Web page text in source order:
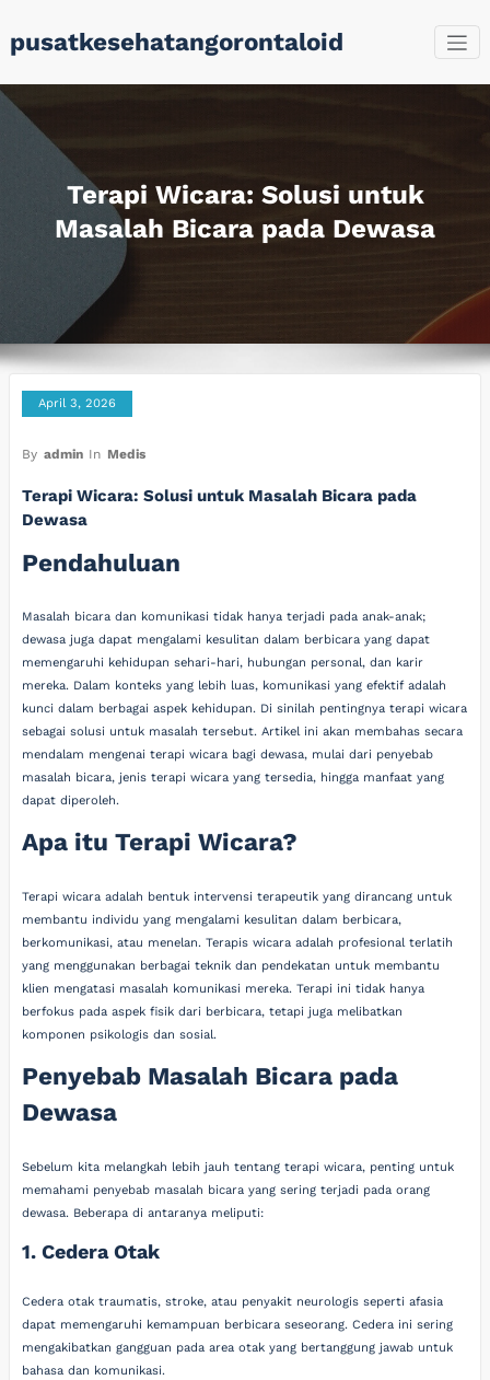
to
content
pusatkesehatangorontaloid
Terapi Wicara: Solusi untuk
Masalah Bicara pada Dewasa
April 3, 2026
By admin In Medis
Terapi Wicara: Solusi untuk Masalah Bicara pada
Dewasa
Pendahuluan
Masalah bicara dan komunikasi tidak hanya terjadi pada anak-anak;
dewasa juga dapat mengalami kesulitan dalam berbicara yang dapat
memengaruhi kehidupan sehari-hari, hubungan personal, dan karir
mereka. Dalam konteks yang lebih luas, komunikasi yang efektif adalah
kunci dalam berbagai aspek kehidupan. Di sinilah pentingnya terapi wicara
sebagai solusi untuk masalah tersebut. Artikel ini akan membahas secara
mendalam mengenai terapi wicara bagi dewasa, mulai dari penyebab
masalah bicara, jenis terapi wicara yang tersedia, hingga manfaat yang
dapat diperoleh.
Apa itu Terapi Wicara?
Terapi wicara adalah bentuk intervensi terapeutik yang dirancang untuk
membantu individu yang mengalami kesulitan dalam berbicara,
berkomunikasi, atau menelan. Terapis wicara adalah profesional terlatih
yang menggunakan berbagai teknik dan pendekatan untuk membantu
klien mengatasi masalah komunikasi mereka. Terapi ini tidak hanya
berfokus pada aspek fisik dari berbicara, tetapi juga melibatkan
komponen psikologis dan sosial.
Penyebab Masalah Bicara pada
Dewasa
Sebelum kita melangkah lebih jauh tentang terapi wicara, penting untuk
memahami penyebab masalah bicara yang sering terjadi pada orang
dewasa. Beberapa di antaranya meliputi:
1. Cedera Otak
Cedera otak traumatis, stroke, atau penyakit neurologis seperti afasia
dapat memengaruhi kemampuan berbicara seseorang. Cedera ini sering
mengakibatkan gangguan pada area otak yang bertanggung jawab untuk
bahasa dan komunikasi.